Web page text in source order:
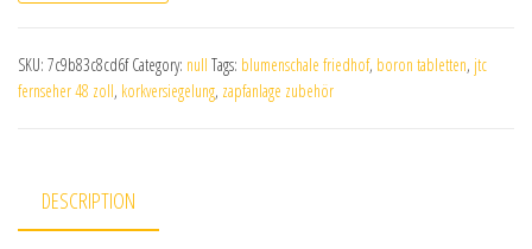
SKU: 7c9b83c8cd6f Category: null Tags: blumenschale friedhof, boron tabletten, jtc
fernseher 48 zoll, korkversiegelung, zapfanlage zubehör
DESCRIPTION